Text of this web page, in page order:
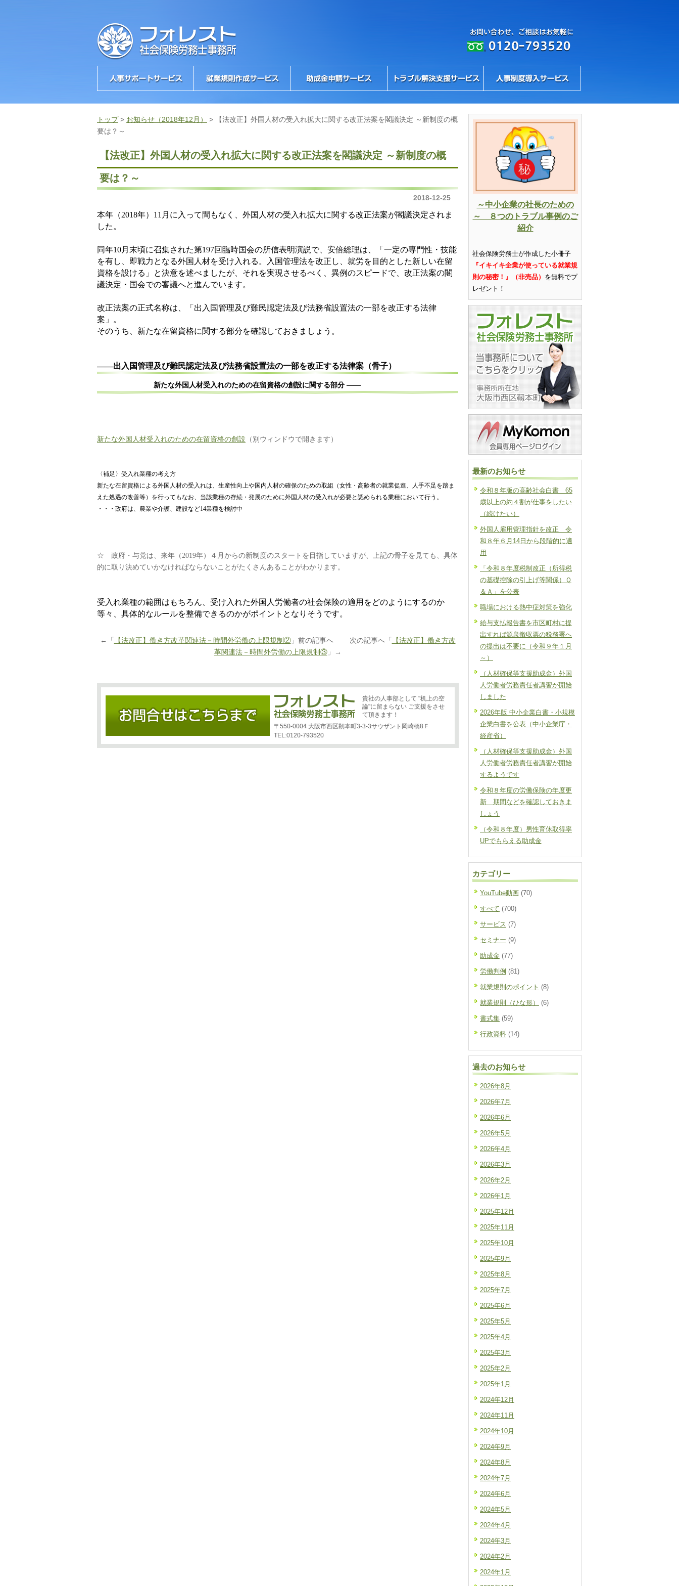
トップ> お知らせ（2018年12月） >
【法改正】外国人材の受入れ拡大に関する改正法案を閣議決定 ～新制度の概
要は？～
【法改正】外国人材の受入れ拡大に関する改正法案を閣議決定 ～新制度の概
要は？～
2018-12-25
本年（2018年） 11 月に入って間もなく、外国人材の受入れ拡大に関する改正法案が閣議決定されま
した。
同年10月末頃に召集された第197回臨時国会の所信表明演説で、安倍総理は、「一定の専門性・技能
を有し、即戦力となる外国人材を受け入れる。入国管理法を改正し、就労を目的とした新しい在留
資格を設ける」と決意を述べましたが、それを実現させるべく、異例のスピードで、改正法案の閣
議決定・国会での審議へと進んでいます。
改正法案の正式名称は、「出入国管理及び難民認定法及び法務省設置法の一部を改正する法律
案」。
そのうち、新たな在留資格に関する部分を確認しておきましょう。
――出入国管理及び難民認定法及び法務省設置法の一部を改正する法律案（骨子）
新たな外国人材受入れのための在留資格の創設に関する部分 ――
新たな外国人材受入れのための在留資格の創設 （別ウィンドウで開きます）
〈補足〉受入れ業種の考え方
新たな在留資格による外国人材の受入れは、生産性向上や国内人材の確保のための取組（女性・高齢者の就業促進、人手不足を踏ま
えた処遇の改善等）を行ってもなお、当該業種の存続・発展のために外国人材の受入れが必要と認められる業種において行う。
・・・政府は、農業や介護、建設など14業種を検討中
☆ 政府・与党は、来年（2019年）４月からの新制度のスタートを目指していますが、上記の骨子を見ても、具体
的に取り決めていかなければならないことがたくさんあることがわかります。
受入れ業種の範囲はもちろん、受け入れた外国人労働者の社会保険の適用をどのようにするのか
等々、具体的なルールを整備できるのかがポイントとなりそうです。
←「 【法改正】働き方改革関連法－時間外労働の上限規制②」前の記事へ 次の記事へ「
【法改正】働き方改
革関連法－時間外労働の上限規制③」→
貴社の人事部として "机上の空
論"に留まらない ご支援をさせ
て頂きます！
〒550-0004 大阪市西区靭本町3-3-3サウザント岡崎橋8Ｆ
TEL:0120-793520
～中小企業の社長のための
～ ８つのトラブル事例のご
紹介
社会保険労務士が作成した小冊子
『イキイキ企業が使っている就業規
則の秘密！』（非売品） を無料でプ
レゼント ！
最新のお知らせ
令和８年版の高齢社会白書 65
歳以上の約４割が仕事をしたい
（続けたい）
外国人雇用管理指針を改正 令
和８年６月14日から段階的に適
用
「令和８年度税制改正（所得税
の基礎控除の引上げ等関係）Ｑ
＆Ａ」を公表
職場における熱中症対策を強化
給与支払報告書を市区町村に提
出すれば源泉徴収票の税務署へ
の提出は不要に（令和９年１月
～）
（人材確保等支援助成金）外国
人労働者労務責任者講習が開始
しました
2026年版 中小企業白書・小規模
企業白書を公表（中小企業庁・
経産省）
（人材確保等支援助成金）外国
人労働者労務責任者講習が開始
するようです
令和８年度の労働保険の年度更
新 期間などを確認しておきま
しょう
（令和８年度）男性育休取得率
UPでもらえる助成金
カテゴリー
YouTube動画 (70)
すべて (700)
サービス (7)
セミナー (9)
助成金 (77)
労働判例 (81)
就業規則のポイント (8)
就業規則（ひな形） (6)
書式集 (59)
行政資料 (14)
過去のお知らせ
2026年8月
2026年7月
2026年6月
2026年5月
2026年4月
2026年3月
2026年2月
2026年1月
2025年12月
2025年11月
2025年10月
2025年9月
2025年8月
2025年7月
2025年6月
2025年5月
2025年4月
2025年3月
2025年2月
2025年1月
2024年12月
2024年11月
2024年10月
2024年9月
2024年8月
2024年7月
2024年6月
2024年5月
2024年4月
2024年3月
2024年2月
2024年1月